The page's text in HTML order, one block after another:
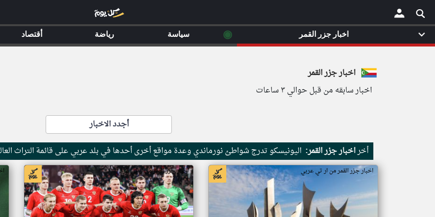
×
اخبار جزر القمر
اخبار سابقه من قبل حوالي ٣ ساعات
أجدد الاخبار
أخراخبار جزر القمر: اليونيسكو تدرج شواطئ نورماندي وعدة مواقع أخرى أحدها في بلد عربي على قائمة التراث
اخبار جزر القمر من ار تي عربي اخبار جزر القمر من ار تي عربي
اخبار جزر القمر ◉ سياسة رياضة أقتصاد